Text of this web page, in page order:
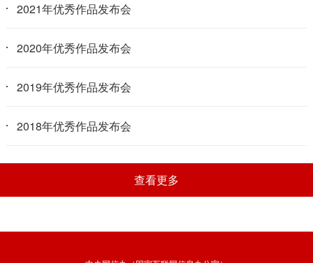
2021年优秀作品发布会
2020年优秀作品发布会
2019年优秀作品发布会
2018年优秀作品发布会
查看更多